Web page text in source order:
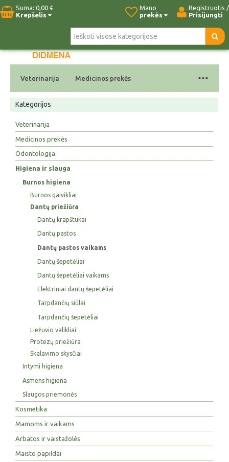
Suma: 0,00 €
Krepšelis
Registruotis /
Prisijungti
Mano
prekės
Pradžia Naujos prekės Kontaktai
Veterinarija Medicinos prekės ...
Kategorijos
Veterinarija
Medicinos prekės
Odontologija
Higiena ir slauga
Burnos higiena
Burnos gaivikliai
Dantų priežiūra
Dantų krapštukai
Dantų pastos
Dantų pastos vaikams
Dantų šepetėliai
Dantų šepetėliai vaikams
Elektriniai dantų šepetėliai
Tarpdančių siūlai
Tarpdančių šepetėliai
Liežuvio valikliai
Protezų priežiūra
Skalavimo skysčiai
Intymi higiena
Asmens higiena
Slaugos priemonės
Kosmetika
Mamoms ir vaikams
Arbatos ir vaistažolės
Maisto papildai